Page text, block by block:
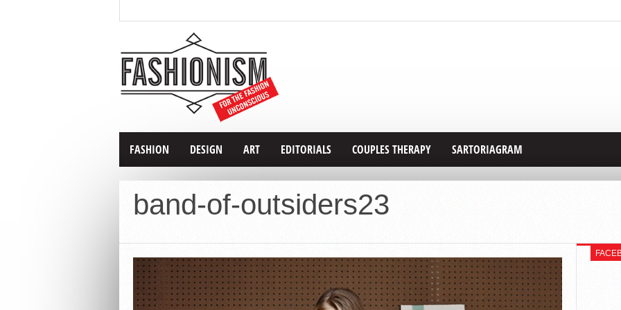
FASHION DESIGN ART EDITORIALS COUPLES THERAPY SARTORIAGRAM
band-of-outsiders23